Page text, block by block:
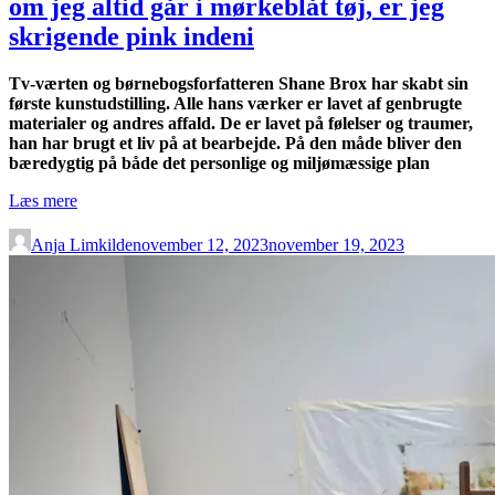
mig
et
liv,
aldrig
havde
kunnet
drømme
om”
om jeg altid går i mørkeblåt tøj, er jeg
skrigende pink indeni
Tv-værten og børnebogsforfatteren Shane Brox har skabt sin
første kunstudstilling. Alle hans værker er lavet af genbrugte
materialer og andres affald. De er lavet på følelser og traumer,
han har brugt et liv på at bearbejde. På den måde bliver den
bæredygtig på både det personlige og miljømæssige plan
Læs mere“Shane
lader
maskerne
mørkeblåt
Anja Limkildenovember 12, 2023november 19, 2023